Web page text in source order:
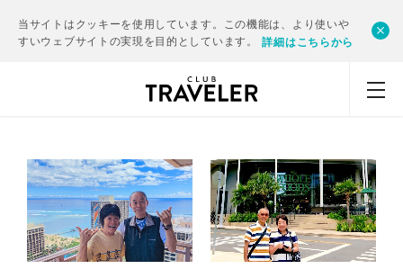
当サイトはクッキーを使用しています。この機能は、より使いや
すいウェブサイトの実現を目的としています。
詳細はこちらから